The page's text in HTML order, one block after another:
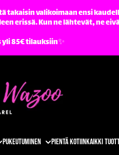
takaisin valikoimaan ensi
erissä. Kun ne lähtevät, ne
85€ tilauksiin✨️
Pukeutuminen Pientä kotiinKaikki